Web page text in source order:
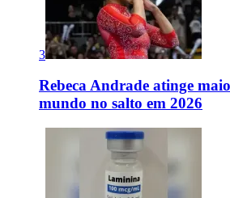
3
Rebeca Andrade atinge
mundo no salto em 2026